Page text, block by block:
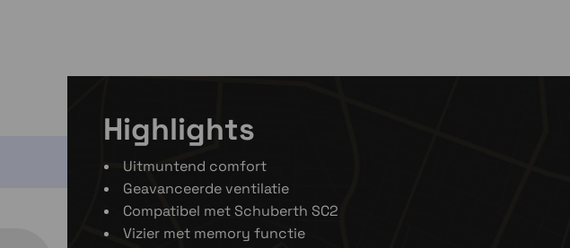
Momenteel even niet op voorraad
Highlights
Uitmuntend comfort
Geavanceerde ventilatie
Compatibel met Schuberth SC2
Vizier met memory functie